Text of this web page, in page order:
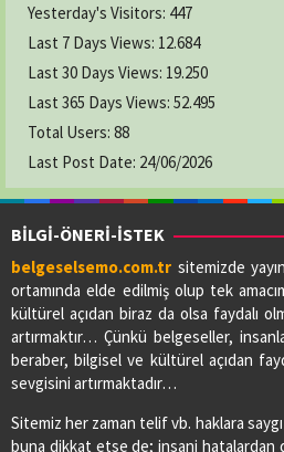
Yesterday's Visitors: 447
Last 7 Days Views: 12.684
Last 30 Days Views: 19.250
Last 365 Days Views: 52.495
Total Users: 88
Last Post Date: 24/06/2026
BİLGİ-ÖNERİ-İSTEK
belgeselsemo.com.tr sitemizde
ortamında elde edilmiş olup tek
kültürel açıdan biraz da olsa faydalı
artırmaktır… Çünkü belgeseller,
beraber, bilgisel ve kültürel açıdan
sevgisini artırmaktadır…
Sitemiz her zaman telif vb. haklara
buna dikkat etse de; insani hatalardan